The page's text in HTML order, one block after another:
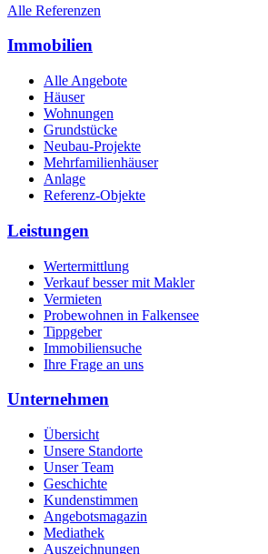
Alle Referenzen
Immobilien
Alle Angebote
Häuser
Wohnungen
Grundstücke
Neubau-Projekte
Mehrfamilienhäuser
Anlage
Referenz-Objekte
Leistungen
Wertermittlung
Verkauf besser mit Makler
Vermieten
Probewohnen in Falkensee
Tippgeber
Immobiliensuche
Ihre Frage an uns
Unternehmen
Übersicht
Unsere Standorte
Unser Team
Geschichte
Kundenstimmen
Angebotsmagazin
Mediathek
Auszeichnungen